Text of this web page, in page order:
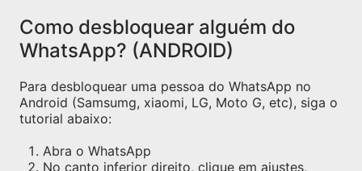
Como desbloquear alguém do
WhatsApp? (ANDROID)
Para desbloquear uma pessoa do WhatsApp no
Android (Samsumg, xiaomi, LG, Moto G, etc), siga o
tutorial abaixo:
Abra o WhatsApp
No canto inferior direito, clique em ajustes,